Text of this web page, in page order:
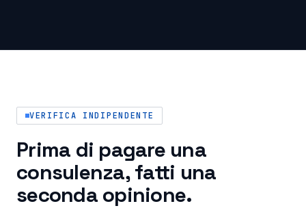
VERIFICA INDIPENDENTE
Prima di pagare una
consulenza, fatti una
seconda opinione.